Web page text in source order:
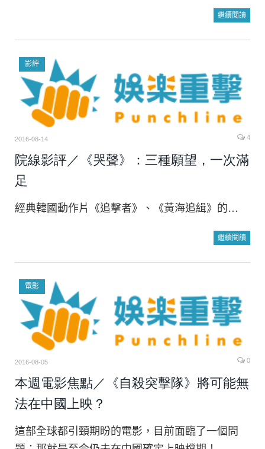
繼續閱讀
影評
2016-08-14 4
院線影評／《哭聲》：三種願望，一次滿
足
經典韓國動作片《追擊者》、《黃海追緝》的…
繼續閱讀
電影
2016-08-05 0
本週電影焦點／《自殺突擊隊》將可能無
法在中國上映？
這部全球都引頸期盼的電影，目前面臨了一個問